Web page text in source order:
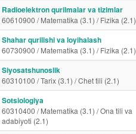
Radioelektron qurilmalar va tizimlar
60610900 / Matematika (3.1) / Fizika (2.1)
Shahar qurilishi va loyihalash
60730900 / Matematika (3.1) / Fizika (2.1)
Siyosatshunoslik
60310100 / Tarix (3.1) / Chet tili (2.1)
Sotsiologiya
60310400 / Matematika (3.1) / Ona tili va
adabiyoti (2.1)